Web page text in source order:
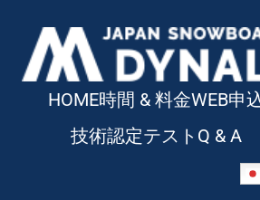
HOME時間 & 料金WEB申
技術認定テスト Q & A